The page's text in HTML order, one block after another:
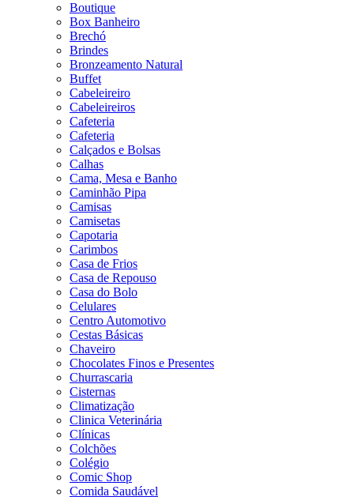
Boutique
Box Banheiro
Brechó
Brindes
Bronzeamento Natural
Buffet
Cabeleireiro
Cabeleireiros
Cafeteria
Cafeteria
Calçados e Bolsas
Calhas
Cama, Mesa e Banho
Caminhão Pipa
Camisas
Camisetas
Capotaria
Carimbos
Casa de Frios
Casa de Repouso
Casa do Bolo
Celulares
Centro Automotivo
Cestas Básicas
Chaveiro
Chocolates Finos e Presentes
Churrascaria
Cisternas
Climatização
Clinica Veterinária
Clínicas
Colchões
Colégio
Comic Shop
Comida Saudável